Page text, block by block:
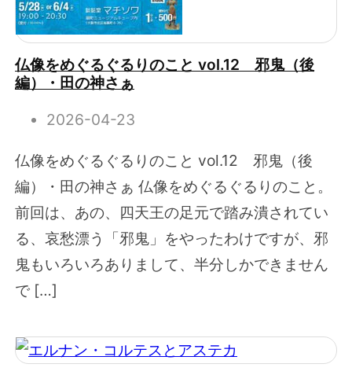
仏像をめぐるぐるりのこと vol.12 邪鬼（後
編）・田の神さぁ
2026-04-23
仏像をめぐるぐるりのこと vol.12 邪鬼（後
編）・田の神さぁ 仏像をめぐるぐるりのこと。
前回は、あの、四天王の足元で踏み潰されてい
る、哀愁漂う「邪鬼」をやったわけですが、邪
鬼もいろいろありまして、半分しかできません
で […]